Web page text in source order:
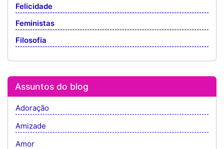
Felicidade
Feministas
Filosofia
Assuntos do blog
Adoração
Amizade
Amor